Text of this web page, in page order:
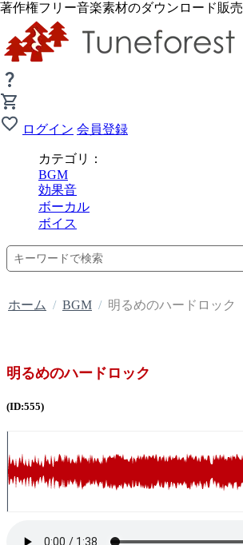
著作権フリー音楽素材のダウンロード販売
ログイン 会員登録
カテゴリ：
BGM
効果音
ボーカル
ボイス
ホーム / BGM / 明るめのハードロック
明るめのハードロック
(ID:555)